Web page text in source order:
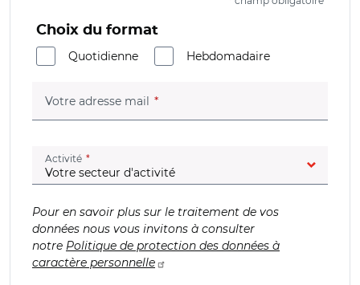
Choix du format
Quotidienne
Hebdomadaire
Votre adresse mail (champ obligatoire)
Activité (champ obligatoire)
Pour en savoir plus sur le traitement de vos
données nous vous invitons à consulter
notre Politique de protection des données à
caractère personnelle